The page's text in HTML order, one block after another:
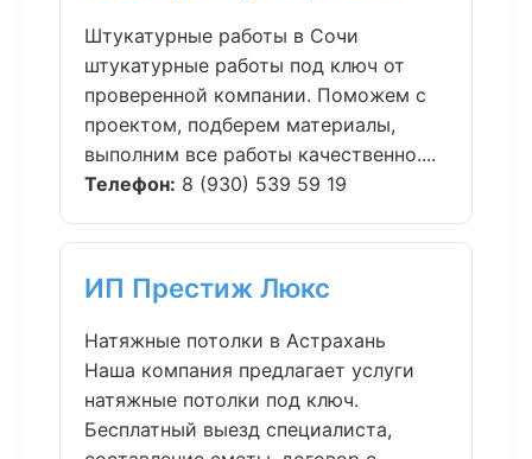
Штукатурные работы в Сочи
штукатурные работы под ключ от
проверенной компании. Поможем с
проектом, подберем материалы,
выполним все работы качественно....
Телефон: 8 (930) 539 59 19
ИП Престиж Люкс
Натяжные потолки в Астрахань
Наша компания предлагает услуги
натяжные потолки под ключ.
Бесплатный выезд специалиста,